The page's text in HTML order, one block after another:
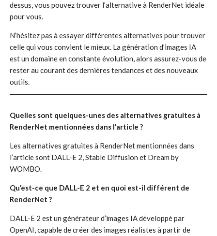
dessus, vous pouvez trouver l’alternative à RenderNet idéale
pour vous.
N’hésitez pas à essayer différentes alternatives pour trouver
celle qui vous convient le mieux. La génération d’images IA
est un domaine en constante évolution, alors assurez-vous de
rester au courant des dernières tendances et des nouveaux
outils.
Quelles sont quelques-unes des alternatives gratuites à
RenderNet mentionnées dans l’article ?
Les alternatives gratuites à RenderNet mentionnées dans
l’article sont DALL-E 2, Stable Diffusion et Dream by
WOMBO.
Qu’est-ce que DALL-E 2 et en quoi est-il différent de
RenderNet ?
DALL-E 2 est un générateur d’images IA développé par
OpenAI, capable de créer des images réalistes à partir de